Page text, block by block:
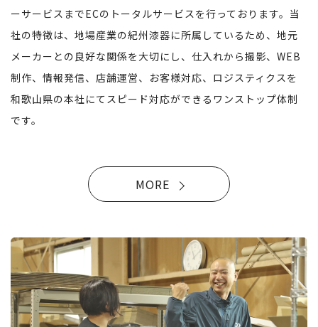
ーサービスまでECのトータルサービスを行っております。当
社の特徴は、地場産業の紀州漆器に所属しているため、地元
メーカーとの良好な関係を大切にし、仕入れから撮影、WEB
制作、情報発信、店舗運営、お客様対応、ロジスティクスを
和歌山県の本社にてスピード対応ができるワンストップ体制
です。
MORE